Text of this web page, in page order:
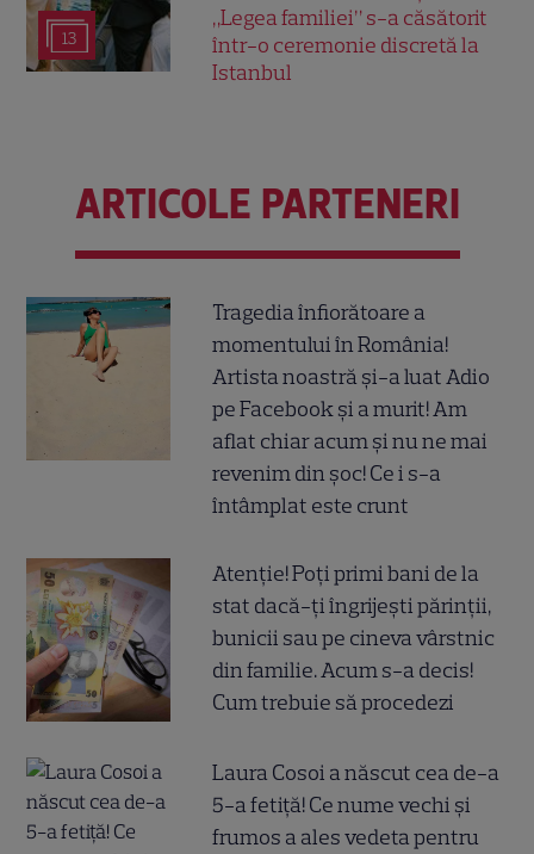
13
„Legea familiei” s-a căsătorit
într-o ceremonie discretă la
Istanbul
ARTICOLE PARTENERI
Tragedia înfiorătoare a
momentului în România!
Artista noastră și-a luat Adio
pe Facebook și a murit! Am
aflat chiar acum și nu ne mai
revenim din șoc! Ce i s-a
întâmplat este crunt
Atenție! Poți primi bani de la
stat dacă-ți îngrijești părinții,
bunicii sau pe cineva vârstnic
din familie. Acum s-a decis!
Cum trebuie să procedezi
Laura Cosoi a născut cea de-a
5-a fetiță! Ce nume vechi și
frumos a ales vedeta pentru